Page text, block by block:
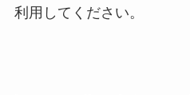
利用してください。